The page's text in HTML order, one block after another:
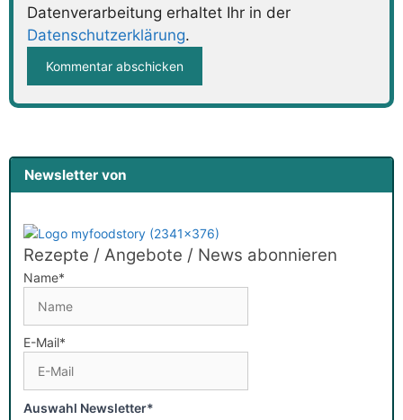
Datenverarbeitung erhaltet Ihr in der
Datenschutzerklärung.
Newsletter von
Rezepte / Angebote / News abonnieren
Name*
E-Mail*
Auswahl Newsletter*